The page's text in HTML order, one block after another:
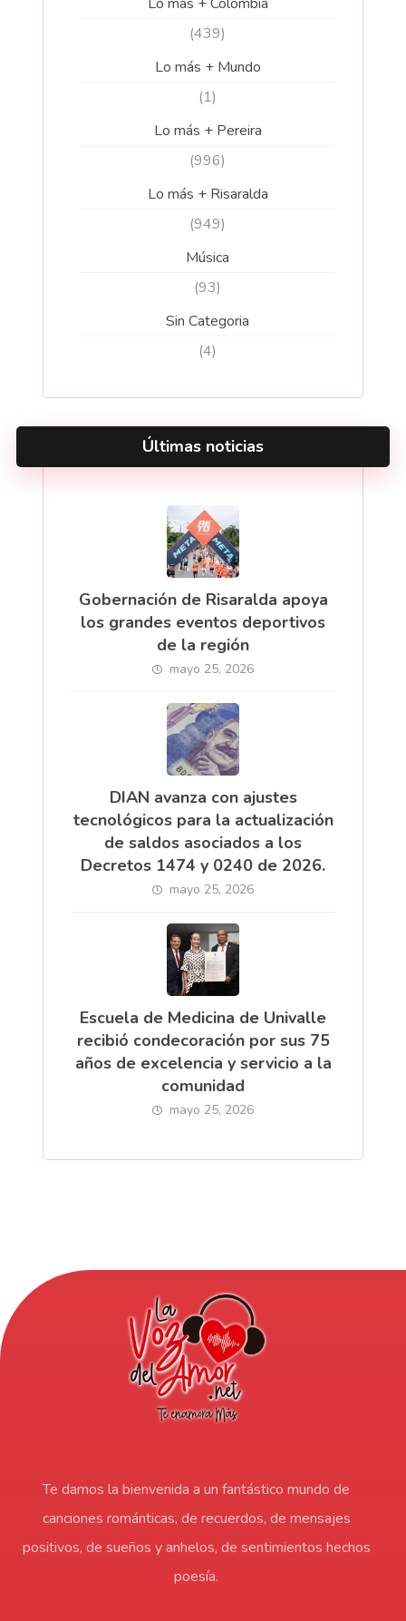
(439)
Lo más + Mundo
(1)
Lo más + Pereira
(996)
Lo más + Risaralda
(949)
Música
(93)
Sin Categoria
(4)
Últimas noticias
Gobernación de Risaralda apoya
los grandes eventos deportivos
de la región
mayo 25, 2026
DIAN avanza con ajustes
tecnológicos para la actualización
de saldos asociados a los
Decretos 1474 y 0240 de 2026.
mayo 25, 2026
Escuela de Medicina de Univalle
recibió condecoración por sus 75
años de excelencia y servicio a la
comunidad
mayo 25, 2026
Te damos la bienvenida a un fantástico mundo de
canciones románticas, de recuerdos, de mensajes
positivos, de sueños y anhelos, de sentimientos hechos
poesía.